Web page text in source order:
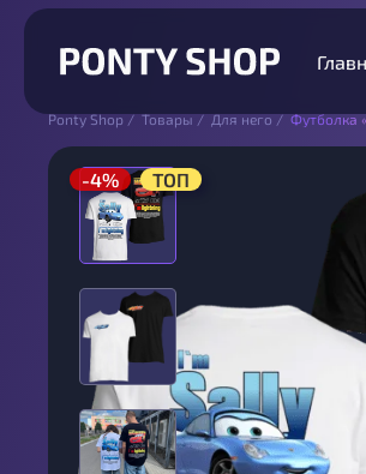
Ponty Shop/Товары/Для него/Футболка
-4% ТОП